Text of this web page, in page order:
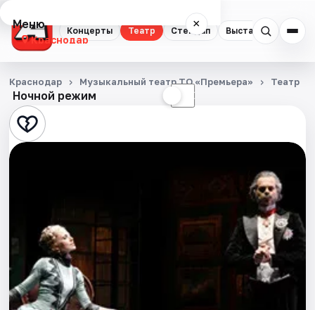
Концерты Театр Стендап Выставки
Меню ×
Краснодар
Концерты
Театр
Стендап
Экскурсии
Спорт
События
Ночной режим ☾
Краснодар Музыкальный театр ТО «Премьера» Театр